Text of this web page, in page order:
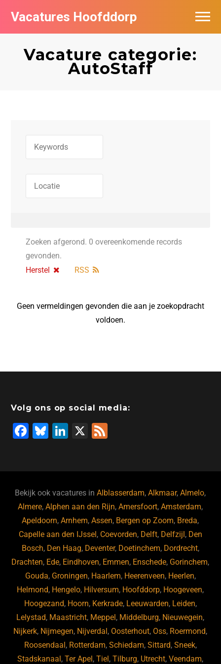
Vacatures Hoofddorp
Vacature categorie:
AutoStaff
Zoeken afgerond. 0 overeenkomende records
gevonden.
Herstel
RSS
Geen vermeldingen gevonden die aan je zoekopdracht
voldoen.
Volg ons op social media:
F
b
o
o
k
Bl
ky
Li
dI
n
X
Bekijk ook vacatures inAlblasserdam,Alkmaar,Almelo,
Almere,Alphen aan den Rijn,Amersfoort,Amsterdam,
Apeldoorn,Arnhem,Assen, Bergen op Zoom, Breda,
Capelle aan den IJssel , Coevorden, Delft, Delfzijl , Den
Bosch, Den Haag, Deventer, Doetinchem, Dordrecht,
Drachten, Ede, Eindhoven, Emmen, Enschede, Gorinchem,
Gouda, Groningen, Haarlem, Heerenveen, Heerlen,
Helmond, Hengelo, Hilversum, Hoofddorp, Hoogeveen,
Hoogezand, Hoorn, Kerkrade, Leeuwarden, Leiden,
Lelystad, Maastricht, Meppel , Middelburg, Nieuwegein,
Nijkerk, Nijmegen, Nijverdal , Oosterhout, Oss, Roermond,
Roosendaal , Rotterdam, Schiedam, Sittard, Sneek,
Stadskanaal ,Ter Apel ,Tiel ,Tilburg, Utrecht,Veendam,
Vacatures per bedrijf in Hoofddorp